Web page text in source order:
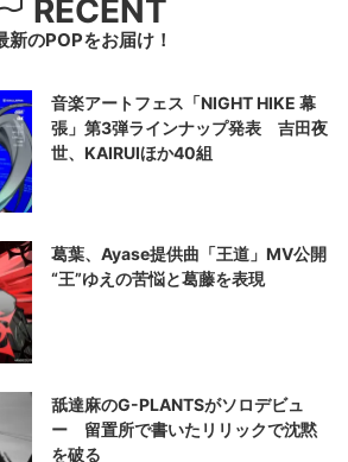
RECENT
新のPOPをお届け！
音楽アートフェス「NIGHT HIKE 幕
張」第3弾ラインナップ発表 吉田夜
世、KAIRUIほか40組
葛葉、Ayase提供曲「王道」MV公開
“王”ゆえの苦悩と葛藤を表現
舐達麻のG-PLANTSがソロデビュ
ー 留置所で書いたリリックで沈黙
を破る